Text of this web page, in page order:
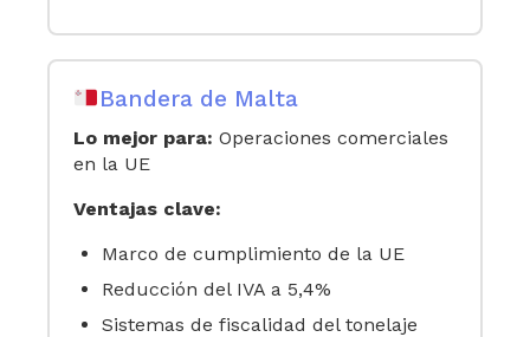
Bandera de Malta
Lo mejor para: Operaciones comerciales
en la UE
Ventajas clave:
Marco de cumplimiento de la UE
Reducción del IVA a 5,4%
Sistemas de fiscalidad del tonelaje